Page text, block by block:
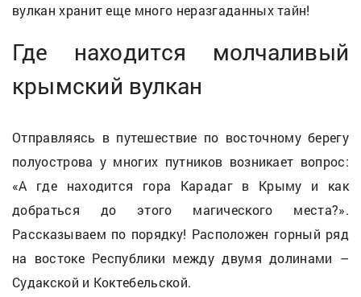
вулкан хранит еще много неразгаданных тайн!
Где находится молчаливый
крымский вулкан
Отправляясь в путешествие по восточному берегу
полуострова у многих путников возникает вопрос:
«А где находится гора Карадаг в Крыму и как
добраться до этого магического места?».
Рассказываем по порядку! Расположен горный ряд
на востоке Республики между двумя долинами –
Судакской и Коктебельской.